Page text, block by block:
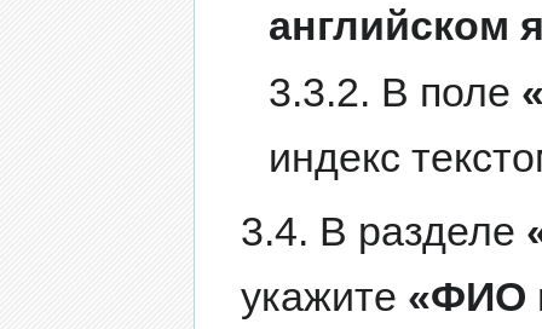
английском
3.3.2. В поле
индекс
3.4. В разделе
укажите «ФИО